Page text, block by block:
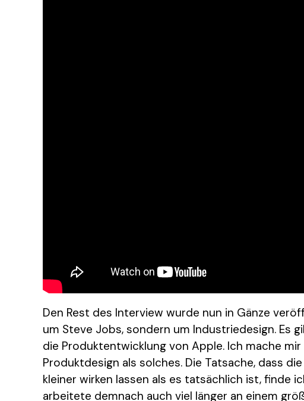
Den Rest des Interview wurde nun in Gänze
um Steve Jobs, sondern um Industriedesign. Es
die Produktentwicklung von Apple. Ich mache
Produktdesign als solches. Die Tatsache, dass
kleiner wirken lassen als es tatsächlich ist, finde
arbeitete demnach auch viel länger an einem